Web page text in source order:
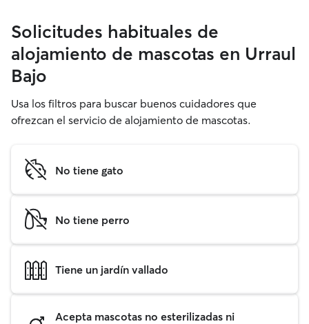
Solicitudes habituales de
alojamiento de mascotas en Urraul
Bajo
Usa los filtros para buscar buenos cuidadores que
ofrezcan el servicio de alojamiento de mascotas.
No tiene gato
No tiene perro
Tiene un jardín vallado
Acepta mascotas no esterilizadas ni